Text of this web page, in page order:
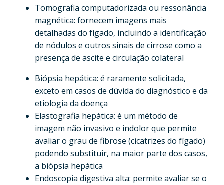
Tomografia computadorizada ou ressonância
magnética: fornecem imagens mais
detalhadas do fígado, incluindo a identificação
de nódulos e outros sinais de cirrose como a
presença de ascite e circulação colateral
Biópsia hepática: é raramente solicitada,
exceto em casos de dúvida do diagnóstico e da
etiologia da doença
Elastografia hepática: é um método de
imagem não invasivo e indolor que permite
avaliar o grau de fibrose (cicatrizes do fígado)
podendo substituir, na maior parte dos casos,
a biópsia hepática
Endoscopia digestiva alta: permite avaliar se o